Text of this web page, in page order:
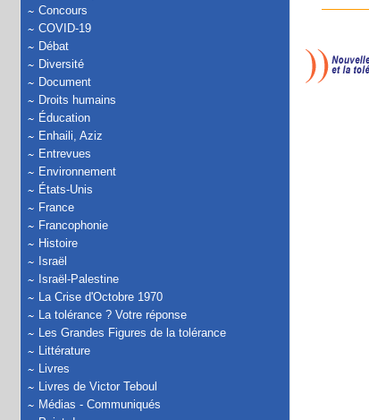
Concours
COVID-19
Débat
Diversité
Document
Droits humains
Éducation
Enhaili, Aziz
Entrevues
Environnement
États-Unis
France
Francophonie
Histoire
Israël
Israël-Palestine
La Crise d'Octobre 1970
La tolérance ? Votre réponse
Les Grandes Figures de la tolérance
Littérature
Livres
Livres de Victor Teboul
Médias - Communiqués